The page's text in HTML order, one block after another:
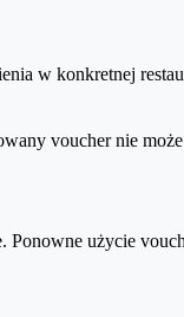
w konkretnej
voucher nie
użycie